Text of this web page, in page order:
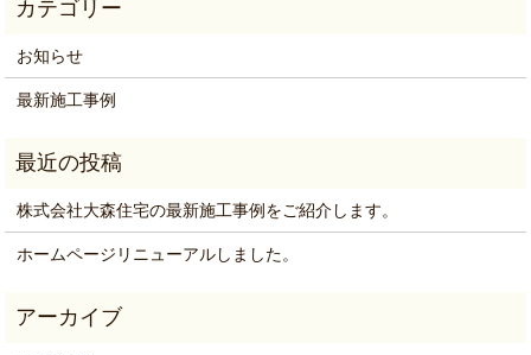
お知らせ
最新施工事例
株式会社大森住宅の最新施工事例をご紹介します。
ホームページリニューアルしました。